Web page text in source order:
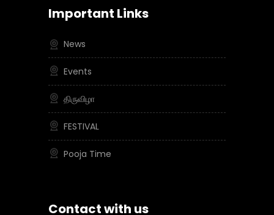
Important Links
News
Events
திருவிழா
FESTIVAL
Pooja Time
Contact with us